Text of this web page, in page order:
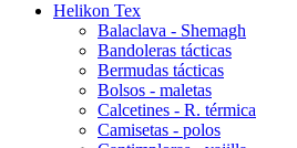
Helikon Tex
Balaclava - Shemagh
Bandoleras tácticas
Bermudas tácticas
Bolsos - maletas
Calcetines - R. térmica
Camisetas - polos